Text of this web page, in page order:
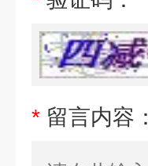
* 留言内容：